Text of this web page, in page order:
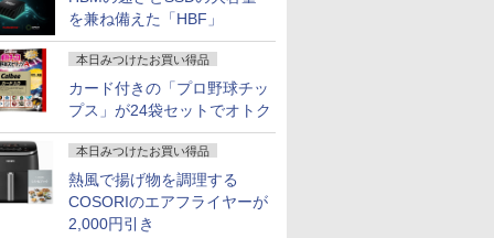
を兼ね備えた「HBF」
本日みつけたお買い得品
カード付きの「プロ野球チッ
プス」が24袋セットでオトク
本日みつけたお買い得品
熱風で揚げ物を調理する
COSORIのエアフライヤーが
2,000円引き